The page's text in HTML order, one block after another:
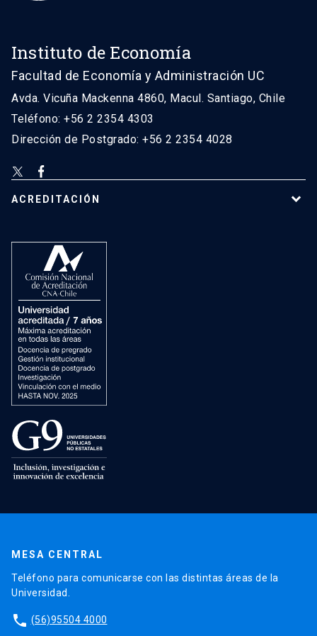
Instituto de Economía
Facultad de Economía y Administración UC
Avda. Vicuña Mackenna 4860, Macul. Santiago, Chile
Teléfono: +56 2 2354 4303
Dirección de Postgrado: +56 2 2354 4028
ACREDITACIÓN
MESA CENTRAL
Teléfono para comunicarse con las distintas áreas de la
Universidad.
phone (56)95504 4000